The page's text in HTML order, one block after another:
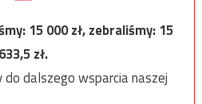
15 000zł, zebraliśmy:15
633,5zł.
do dalszego wsparcia naszej